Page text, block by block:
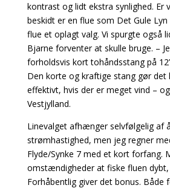
kontrast og lidt ekstra synlighed. Er
beskidt er en flue som Det Gule
flue et oplagt valg. Vi spurgte også
Bjarne forventer at skulle bruge. –
forholdsvis kort tohåndsstang på
Den korte og kraftige stang gør det
effektivt, hvis der er meget vind –
Vestjylland.
Linevalget afhænger selvfølgelig af
strømhastighed, men jeg regner
Flyde/Synke 7 med et kort forfang.
omstændigheder at fiske fluen
Forhåbentlig giver det bonus. Både